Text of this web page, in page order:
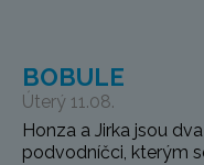
BOBULE
Úterý 11.08.
Honza a Jirka jsou
podvodníčci, kterým